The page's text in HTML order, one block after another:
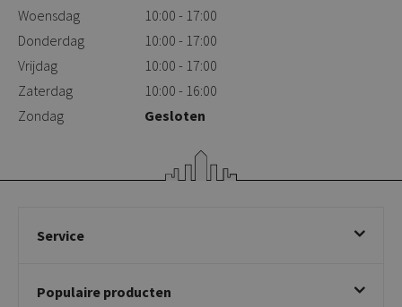
Woensdag
10:00 - 17:00
Donderdag
10:00 - 17:00
Vrijdag
10:00 - 17:00
Zaterdag
10:00 - 16:00
Zondag
Gesloten
Service
Betalen & annuleren
Populaire producten